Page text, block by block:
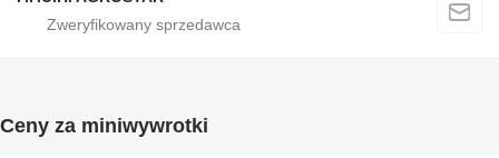
Ceny za miniwywrotki